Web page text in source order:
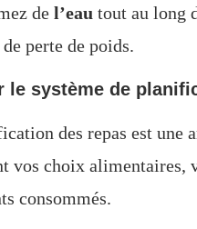
de l’eau tout au long
perte de poids.
le système de
des repas est une
vos choix alimentaires,
consommés.